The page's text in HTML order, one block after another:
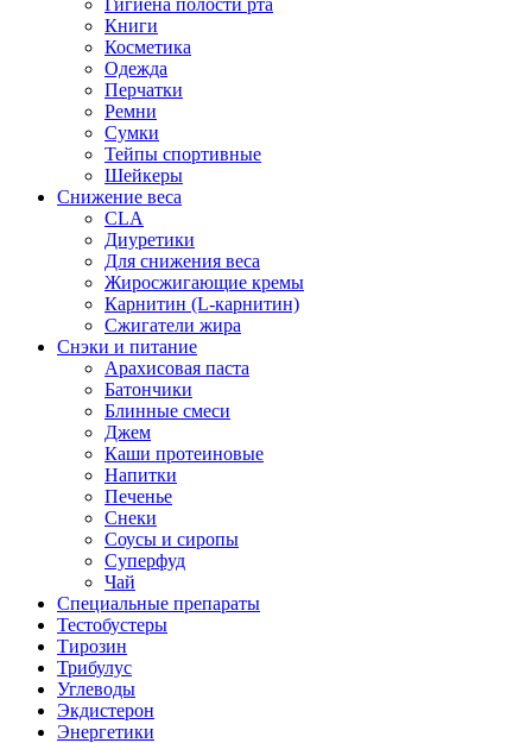
Гигиена полости рта
Книги
Косметика
Одежда
Перчатки
Ремни
Сумки
Тейпы спортивные
Шейкеры
Снижение веса
CLA
Диуретики
Для снижения веса
Жиросжигающие кремы
Карнитин (L-карнитин)
Сжигатели жира
Снэки и питание
Арахисовая паста
Батончики
Блинные смеси
Джем
Каши протеиновые
Напитки
Печенье
Снеки
Соусы и сиропы
Суперфуд
Чай
Специальные препараты
Тестобустеры
Тирозин
Трибулус
Углеводы
Экдистерон
Энергетики